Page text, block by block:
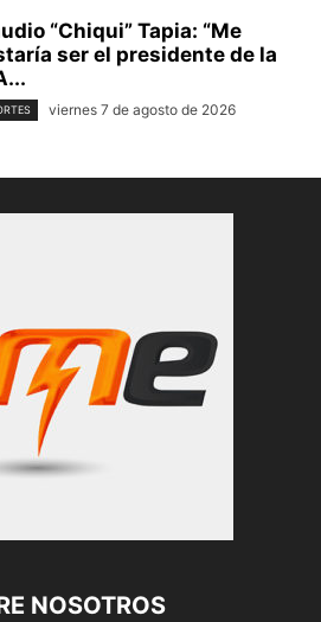
“Chiqui” Tapia: “Me
ser el presidente de la
viernes 7 de agosto de 2026
NOSOTROS